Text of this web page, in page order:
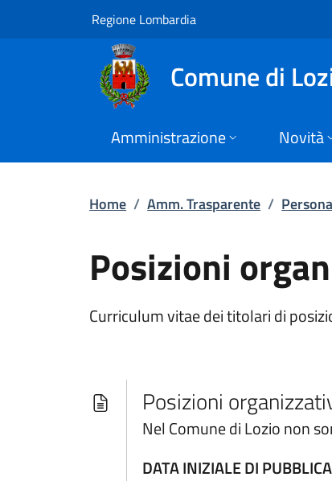
Vai al contenuto principale
Posizioni
Regione Lombardia
Comune di
Amministrazione Novità
Home / Amm. Trasparente /
Posizioni
Curriculum vitae dei titolari di
Posizioni
Nel Comune di Lozio non
DATA INIZIALE DI